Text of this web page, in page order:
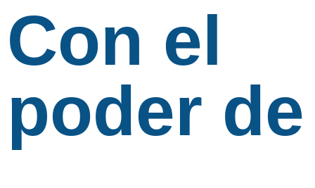
Con el
poder de